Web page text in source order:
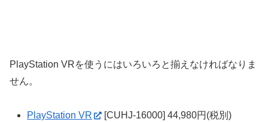
PlayStation VRを使うにはいろいろと揃えなければなりま
せん。
PlayStation VR
[CUHJ-16000] 44,980円(税別)